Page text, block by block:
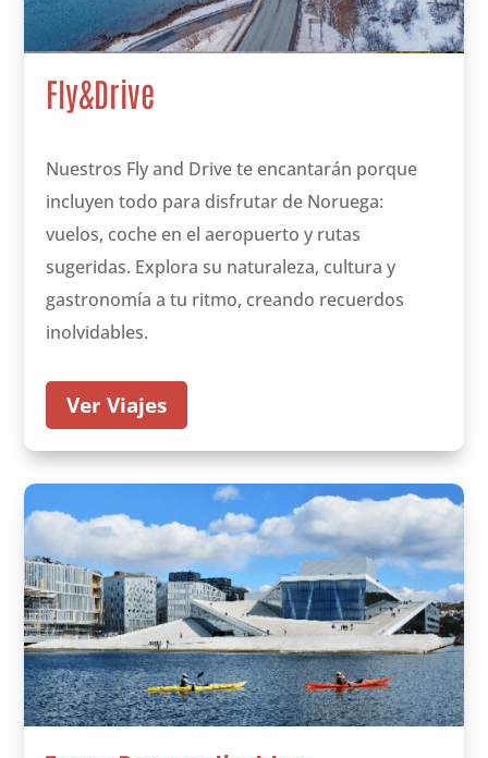
Fly&Drive
Nuestros Fly and Drive te encantarán porque
incluyen todo para disfrutar de Noruega:
vuelos, coche en el aeropuerto y rutas
sugeridas. Explora su naturaleza, cultura y
gastronomía a tu ritmo, creando recuerdos
inolvidables.
Ver Viajes